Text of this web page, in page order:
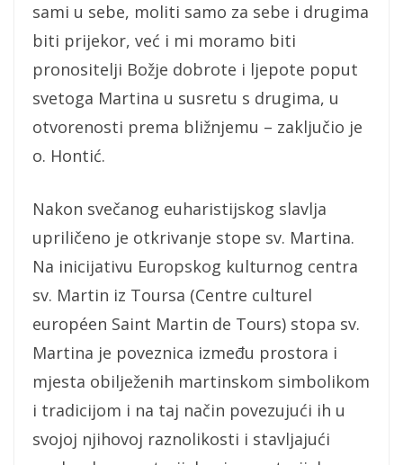
sami u sebe, moliti samo za sebe i drugima
biti prijekor, već i mi moramo biti
pronositelji Božje dobrote i ljepote poput
svetoga Martina u susretu s drugima, u
otvorenosti prema bližnjemu – zaključio je
o. Hontić.
Nakon svečanog euharistijskog slavlja
upriličeno je otkrivanje stope sv. Martina.
Na inicijativu Europskog kulturnog centra
sv. Martin iz Toursa (Centre culturel
européen Saint Martin de Tours) stopa sv.
Martina je poveznica između prostora i
mjesta obilježenih martinskom simbolikom
i tradicijom i na taj način povezujući ih u
svojoj njihovoj raznolikosti i stavljajući